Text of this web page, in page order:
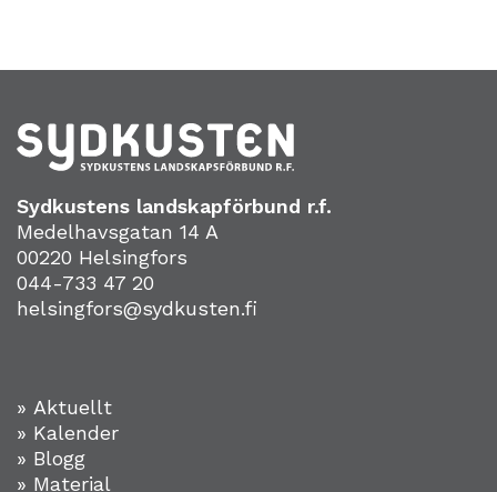
Sydkustens landskapförbund r.f.
Medelhavsgatan 14 A
00220 Helsingfors
044-733 47 20
helsingfors@sydkusten.fi
» Aktuellt
» Kalender
» Blogg
» Material